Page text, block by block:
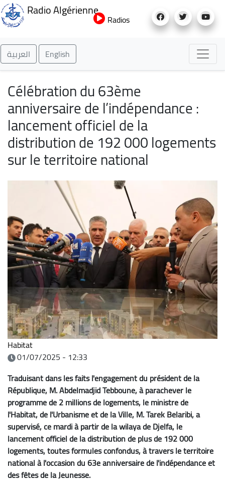
au
Radio Algérienne
Radios
العربية English
Célébration du 63ème
anniversaire de l’indépendance :
lancement officiel de la
distribution de 192 000 logements
sur le territoire national
Habitat
01/07/2025 - 12:33
Traduisant dans les faits l'engagement du président de la
République, M. Abdelmadjid Tebboune, à parachever le
programme de 2 millions de logements, le ministre de
l'Habitat, de l'Urbanisme et de la Ville, M. Tarek Belaribi, a
supervisé, ce mardi à partir de la wilaya de Djelfa, le
lancement officiel de la distribution de plus de 192 000
logements, toutes formules confondus, à travers le territoire
national à l'occasion du 63e anniversaire de l'indépendance et
des fêtes de la Jeunesse.